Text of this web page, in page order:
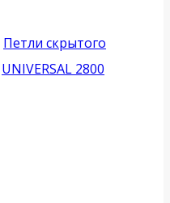
Петли скрытого
UNIVERSAL 2800